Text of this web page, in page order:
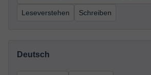
Leseverstehen Schreiben
Deutsch